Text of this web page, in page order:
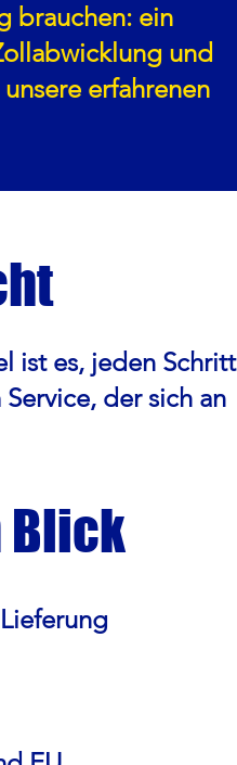
brauchen: ein
und
erfahrenen
ist es, jeden Schritt
der sich an
Blick